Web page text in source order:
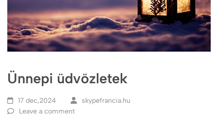
Ünnepi üdvözletek
17 dec,2024
skypefrancia.hu
Leave a comment